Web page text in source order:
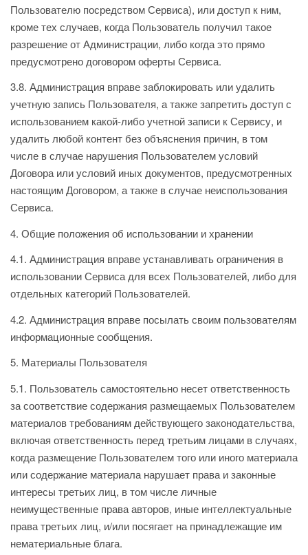
Пользователю посредством Сервиса), или доступ к ним,
кроме тех случаев, когда Пользователь получил такое
разрешение от Администрации, либо когда это прямо
предусмотрено договором оферты Сервиса.
3.8. Администрация вправе заблокировать или удалить
учетную запись Пользователя, а также запретить доступ с
использованием какой-либо учетной записи к Сервису, и
удалить любой контент без объяснения причин, в том
числе в случае нарушения Пользователем условий
Договора или условий иных документов, предусмотренных
настоящим Договором, а также в случае неиспользования
Сервиса.
4. Общие положения об использовании и хранении
4.1. Администрация вправе устанавливать ограничения в
использовании Сервиса для всех Пользователей, либо для
отдельных категорий Пользователей.
4.2. Администрация вправе посылать своим пользователям
информационные сообщения.
5. Материалы Пользователя
5.1. Пользователь самостоятельно несет ответственность
за соответствие содержания размещаемых Пользователем
материалов требованиям действующего законодательства,
включая ответственность перед третьим лицами в случаях,
когда размещение Пользователем того или иного материала
или содержание материала нарушает права и законные
интересы третьих лиц, в том числе личные
неимущественные права авторов, иные интеллектуальные
права третьих лиц, и/или посягает на принадлежащие им
нематериальные блага.